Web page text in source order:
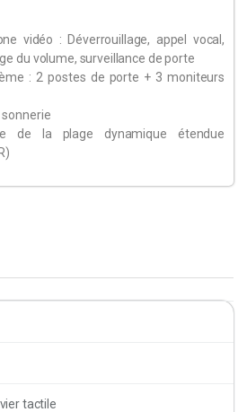
vidéo : Déverrouillage, appel vocal,
du volume, surveillance de porte
: 2 postes de porte + 3 moniteurs
sonnerie
de la plage dynamique étendue
tactile